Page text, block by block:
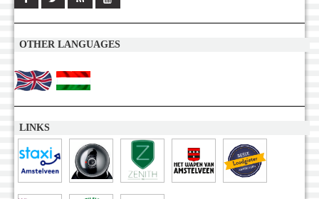
OTHER LANGUAGES
LINKS